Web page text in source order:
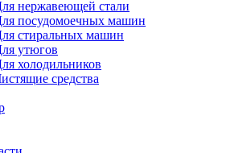
нержавеющей стали
посудомоечных машин
стиральных машин
утюгов
холодильников
средства